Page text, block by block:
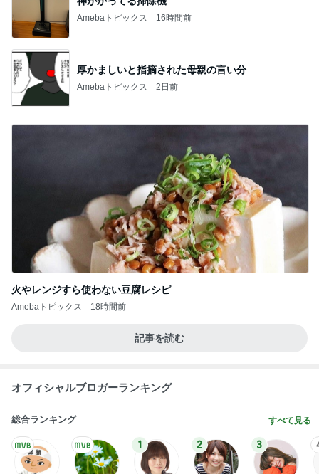
Amebaトピックス 16時間前
厚かましいと指摘された母親の言い分
Amebaトピックス 2日前
火やレンジすら使わない豆腐レシピ
Amebaトピックス 18時間前
記事を読む
オフィシャルブロガーランキング
総合ランキング すべて見る
1 2 3